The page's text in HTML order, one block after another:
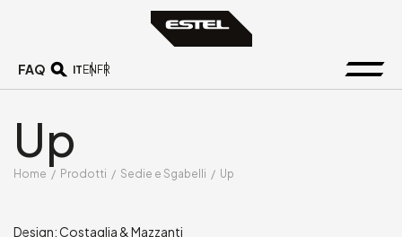
FAQ IT EN FR
Up
Home / Prodotti / Sedie e Sgabelli / Up
Design:Costaglia & Mazzanti